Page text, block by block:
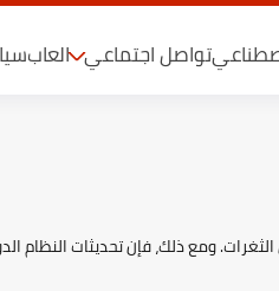
تواصل اجتماعي العاب